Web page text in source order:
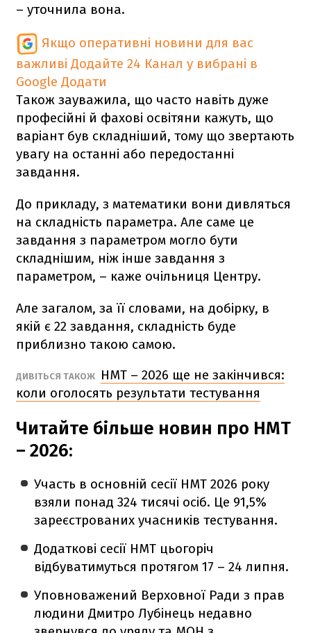
– уточнила вона.
Якщо оперативні новини для вас
важливі Додайте 24 Канал у вибрані в
Google Додати
Також зауважила, що часто навіть дуже
професійні й фахові освітяни кажуть, що
варіант був складніший, тому що звертають
увагу на останні або передостанні
завдання.
До прикладу, з математики вони дивляться
на складність параметра. Але саме це
завдання з параметром могло бути
складнішим, ніж інше завдання з
параметром, – каже очільниця Центру.
Але загалом, за її словами, на добірку, в
якій є 22 завдання, складність буде
приблизно такою самою.
ДИВІТЬСЯ ТАКОЖ
НМТ – 2026 ще не закінчився:
коли оголосять результати тестування
Читайте більше новин про НМТ
– 2026:
Участь в основній сесії НМТ 2026 року
взяли понад 324 тисячі осіб. Це 91,5%
зареєстрованих учасників тестування.
Додаткові сесії НМТ цьогоріч
відбуватимуться протягом 17 – 24 липня.
Уповноважений Верховної Ради з прав
людини Дмитро Лубінець недавно